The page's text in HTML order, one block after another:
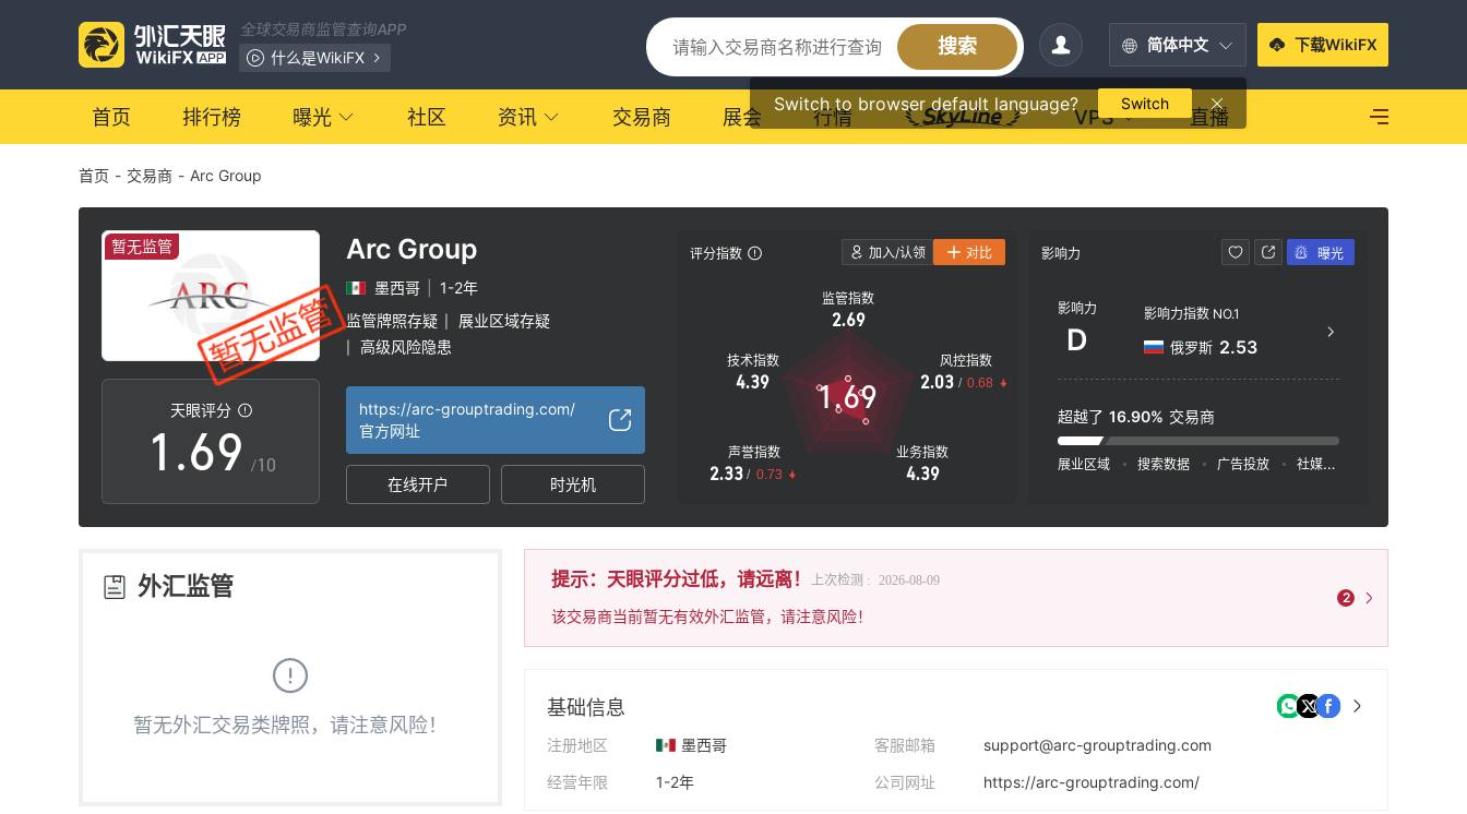
全球交易商监管查询APP
什么是WikiFX
搜索 简体中文
Switch to browser default language? Switch
下载WikiFX
首页 排行榜 曝光 社区 资讯 交易商 展会 行情 VPS 直播
首页 - 交易商 - Arc Group
暂无监管
天眼评分
0
1
2
3
5
.
0
1
2
4
5
6
7
8
3
4
5
7
8
9 /10
Arc Group
墨西哥
1-2年
监管牌照存疑
展业区域存疑
高级风险隐患
https://arc-grouptrading.com/
官方网址
在线开户 时光机
评分指数
监管指数
2.69
技术指数
4.39
声誉指数
2.33 / 0.73
业务指数
4.39
风控指数
2.03 / 0.68
1.69
影响力
影响力
D
影响力指数 NO.1
俄罗斯 2.53
超越了 16.90% 交易商
展业区域 搜索数据 广告投放 社媒指数
加入/认领 对比 曝光
外汇监管
暂无外汇交易类牌照，请注意风险！
提示：天眼评分过低，请远离！ 上次检测 : 2026-08-09
该交易商当前暂无有效外汇监管，请注意风险！
2
基础信息
注册地区
墨西哥
经营年限
1-2年
客服邮箱
support@arc-grouptrading.com
公司网址
https://arc-grouptrading.com/